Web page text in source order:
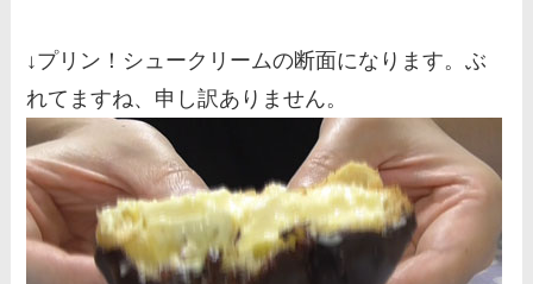
↓プリン！シュークリームの断面になります。ぶ
れてますね、申し訳ありません。